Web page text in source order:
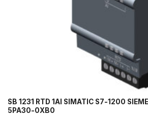
SB 1231 RTD 1AI SIMATIC S7-1200
5PA30-0XB0